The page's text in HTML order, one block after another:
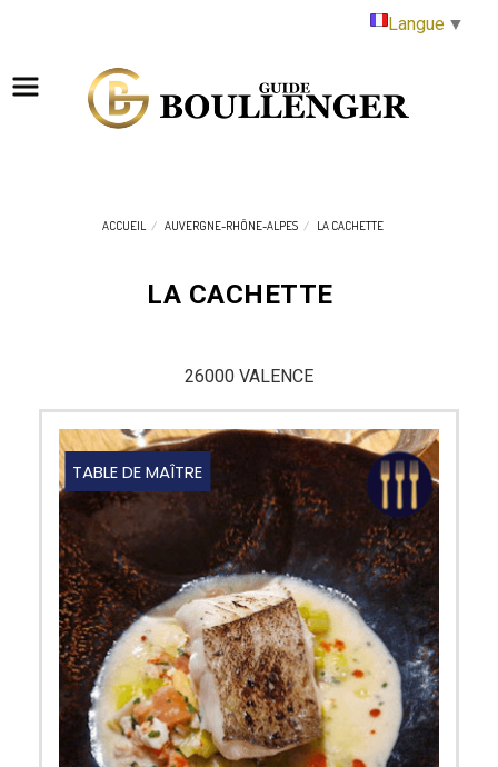
ACCUEIL AUVERGNE-RHÔNE-ALPES LA CACHETTE
TABLE DE MAÎTRE
LA CACHETTE
26000 VALENCE
Langue ▼